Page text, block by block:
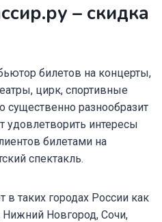
– скидка
билетов на концерты,
цирк, спортивные
существенно разнообразит
удовлетворить интересы
билетами на
спектакль.
в таких городах России как
Нижний Новгород, Сочи,